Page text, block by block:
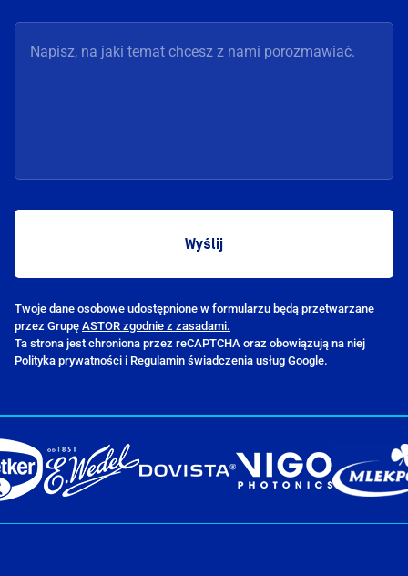
Twoje dane osobowe udostępnione w formularzu będą przetwarzane
przez Grupę ASTOR zgodnie z zasadami.
Ta strona jest chroniona przez reCAPTCHA oraz obowiązują na niej
Polityka prywatności i Regulamin świadczenia usług Google.